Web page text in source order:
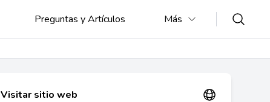
Preguntas y Artículos Más
Visitar sitio web